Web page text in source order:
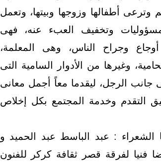
أطفالها وزوجها وبيتها، وتعمل
وتخفيف العبء عنه، فهى
أوجاع وجراح الناس، وهى المعلمة،
وغيرها من الأدوار السامية التى
جانب الرجل، ليقدما معاً أجمل معانى
التقدم وخدمة المجتمع بكل إخلاص
الشعراء : عبد الباسط عبد الحميد و
فنيا لفرقة قصر ثقافة كركر للفنون